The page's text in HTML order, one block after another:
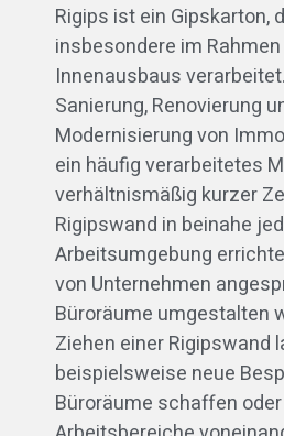
Rigips ist ein Gipskarton,
insbesondere im
Innenausbaus
Sanierung, Renovierung
Modernisierung von
ein häufig verarbeitetes
verhältnismäßig kurzer
Rigipswand in beinahe
Arbeitsumgebung
von Unternehmen
Büroräume umgestalten
Ziehen einer Rigipswand
beispielsweise neue
Büroräume schaffen